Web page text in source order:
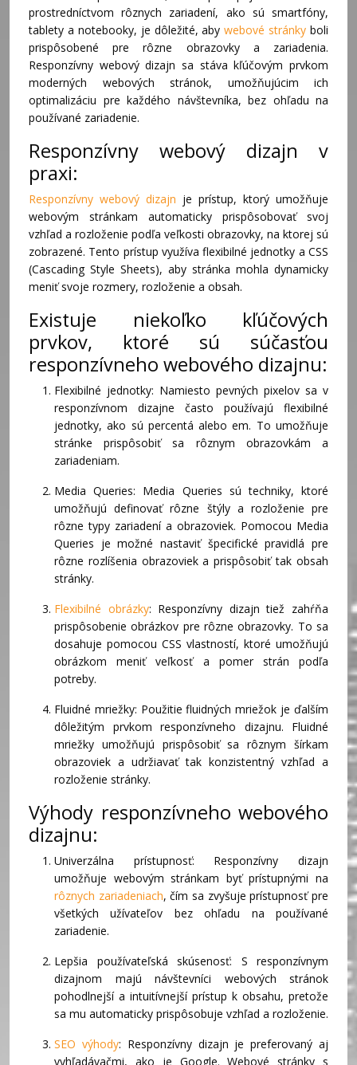
prostredníctvom rôznych zariadení, ako sú smartfóny,
tablety a notebooky, je dôležité, abywebové stránky boli
prispôsobené pre rôzne obrazovky a zariadenia.
Responzívny webový dizajn sa stáva kľúčovým prvkom
moderných webových stránok, umožňujúcim ich
optimalizáciu pre každého návštevníka, bez ohľadu na
používané zariadenie.
Responzívny webový dizajn v
praxi:
Responzívny webový dizajn je prístup, ktorý umožňuje
webovým stránkam automaticky prispôsobovať svoj
vzhľad a rozloženie podľa veľkosti obrazovky, na ktorej sú
zobrazené. Tento prístup využíva flexibilné jednotky a CSS
(Cascading Style Sheets), aby stránka mohla dynamicky
meniť svoje rozmery, rozloženie a obsah.
Existuje niekoľko kľúčových
prvkov, ktoré sú súčasťou
responzívneho webového dizajnu:
Flexibilné jednotky: Namiesto pevných pixelov sa v
responzívnom dizajne často používajú flexibilné
jednotky, ako sú percentá alebo em. To umožňuje
stránke prispôsobiť sa rôznym obrazovkám a
zariadeniam.
Media Queries: Media Queries sú techniky, ktoré
umožňujú definovať rôzne štýly a rozloženie pre
rôzne typy zariadení a obrazoviek. Pomocou Media
Queries je možné nastaviť špecifické pravidlá pre
rôzne rozlíšenia obrazoviek a prispôsobiť tak obsah
stránky.
Flexibilné obrázky: Responzívny dizajn tiež zahŕňa
prispôsobenie obrázkov pre rôzne obrazovky. To sa
dosahuje pomocou CSS vlastností, ktoré umožňujú
obrázkom meniť veľkosť a pomer strán podľa
potreby.
Fluidné mriežky: Použitie fluidných mriežok je ďalším
dôležitým prvkom responzívneho dizajnu. Fluidné
mriežky umožňujú prispôsobiť sa rôznym šírkam
obrazoviek a udržiavať tak konzistentný vzhľad a
rozloženie stránky.
Výhody responzívneho webového
dizajnu:
Univerzálna prístupnosť: Responzívny dizajn
umožňuje webovým stránkam byť prístupnými na
rôznych zariadeniach, čím sa zvyšuje prístupnosť pre
všetkých užívateľov bez ohľadu na používané
zariadenie.
Lepšia používateľská skúsenosť: S responzívnym
dizajnom majú návštevníci webových stránok
pohodlnejší a intuitívnejší prístup k obsahu, pretože
sa mu automaticky prispôsobuje vzhľad a rozloženie.
SEO výhody: Responzívny dizajn je preferovaný aj
vyhľadávačmi, ako je Google. Webové stránky s